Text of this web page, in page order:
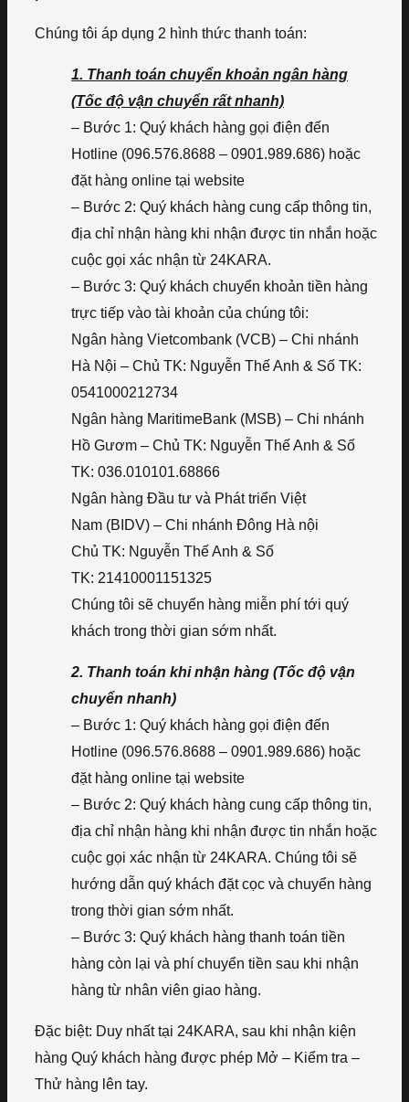
Chúng tôi áp dụng 2 hình thức thanh toán:
1. Thanh toán chuyển khoản ngân hàng
(Tốc độ vận chuyển rất nhanh)
– Bước 1: Quý khách hàng gọi điện đến
Hotline (096.576.8688 – 0901.989.686) hoặc
đặt hàng online tại website
– Bước 2: Quý khách hàng cung cấp thông tin,
địa chỉ nhận hàng khi nhận được tin nhắn hoặc
cuộc gọi xác nhận từ 24KARA.
– Bước 3: Quý khách chuyển khoản tiền hàng
trực tiếp vào tài khoản của chúng tôi:
Ngân hàng Vietcombank (VCB) – Chi nhánh
Hà Nội – Chủ TK: Nguyễn Thế Anh & Số TK:
0541000212734
Ngân hàng MaritimeBank (MSB) – Chi nhánh
Hồ Gươm – Chủ TK: Nguyễn Thế Anh & Số
TK: 036.010101.68866
Ngân hàng Đầu tư và Phát triển Việt
Nam (BIDV) – Chi nhánh Đông Hà nội
Chủ TK: Nguyễn Thế Anh & Số
TK: 21410001151325
Chúng tôi sẽ chuyển hàng miễn phí tới quý
khách trong thời gian sớm nhất.
2. Thanh toán khi nhận hàng (Tốc độ vận
chuyển nhanh)
– Bước 1: Quý khách hàng gọi điện đến
Hotline (096.576.8688 – 0901.989.686) hoặc
đặt hàng online tại website
– Bước 2: Quý khách hàng cung cấp thông tin,
địa chỉ nhận hàng khi nhận được tin nhắn hoặc
cuộc gọi xác nhận từ 24KARA. Chúng tôi sẽ
hướng dẫn quý khách đặt cọc và chuyển hàng
trong thời gian sớm nhất.
– Bước 3: Quý khách hàng thanh toán tiền
hàng còn lại và phí chuyển tiền sau khi nhận
hàng từ nhân viên giao hàng.
Đặc biệt: Duy nhất tại 24KARA, sau khi nhận kiện
hàng Quý khách hàng được phép Mở – Kiểm tra –
Thử hàng lên tay.